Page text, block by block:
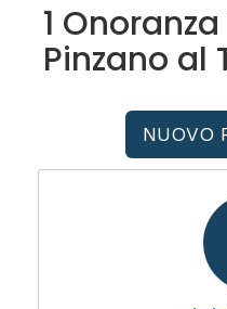
1
Pinzano al
NUOVO